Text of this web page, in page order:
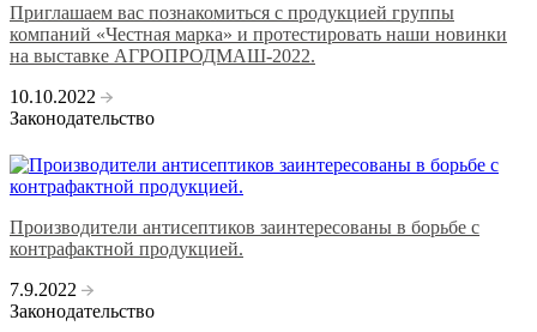
Приглашаем вас познакомиться с продукцией группы
компаний «Честная марка» и протестировать наши новинки
на выставке АГРОПРОДМАШ-2022.
10.10.2022
Законодательство
Производители антисептиков заинтересованы в борьбе с
контрафактной продукцией.
7.9.2022
Законодательство